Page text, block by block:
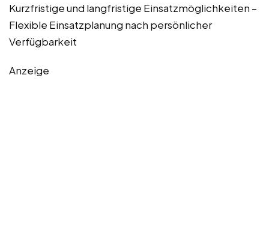
Kurzfristige und langfristige Einsatzmöglichkeiten –
Flexible Einsatzplanung nach persönlicher
Verfügbarkeit
Anzeige